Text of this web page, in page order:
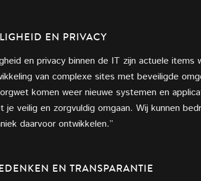
EN PRIVACY
en privacy binnen de IT zijn actuele
van complexe sites met beveiligde
komen weer nieuwe systemen en
je veilig en zorgvuldig omgaan. Wij kunnen
daarvoor ontwikkelen.”
EN TRANSPARANTIE